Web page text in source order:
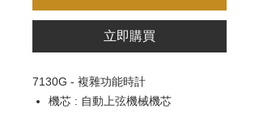
立即購買
7130G - 複雜功能時計
機芯 : 自動上弦機械機芯